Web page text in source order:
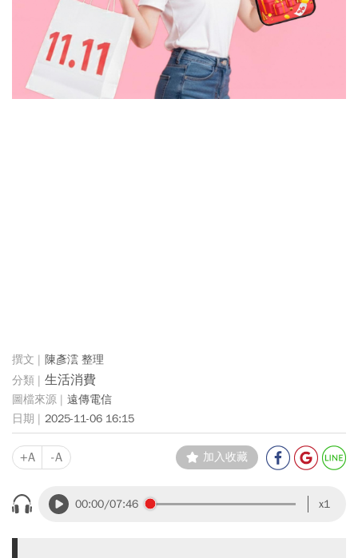
陳彥澐 整理
生活消費
遠傳電信
2025-11-06 16:15
+A -A 加入收藏
00:00/07:46 x1